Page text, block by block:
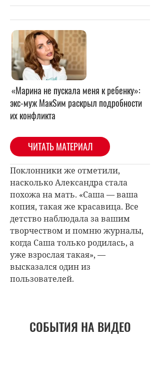
«Марина не пускала меня к ребенку»:
экс-муж МакSим раскрыл подробности
их конфликта
ЧИТАТЬ МАТЕРИАЛ
Поклонники же отметили,
насколько Александра стала
похожа на мать. «Саша — ваша
копия, такая же красавица. Все
детство наблюдала за вашим
творчеством и помню журналы,
когда Саша только родилась, а
уже взрослая такая», —
высказался один из
пользователей.
СОБЫТИЯ НА ВИДЕО